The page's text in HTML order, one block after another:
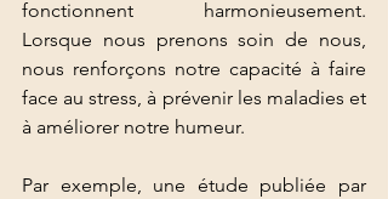
fonctionnent harmonieusement.
Lorsque nous prenons soin de nous,
nous renforçons notre capacité à faire
face au stress, à prévenir les maladies et
à améliorer notre humeur.
Par exemple, une étude publiée par